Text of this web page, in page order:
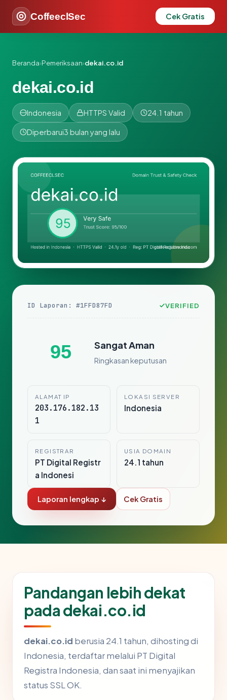
CoffeeclSec Cek Gratis
Beranda›Pemeriksaan›dekai.co.id
dekai.co.id
Indonesia HTTPS Valid 24.1 tahun
Diperbarui3 bulan yang lalu
ID Laporan: #1FFD87FD VERIFIED
95 Sangat Aman
Ringkasan keputusan
ALAMAT IP
203.176.182.13
1
LOKASI SERVER
Indonesia
REGISTRAR
PT Digital Registr
a Indonesi
USIA DOMAIN
24.1 tahun
Laporan lengkap ↓ Cek Gratis
Pandangan lebih dekat
pada dekai.co.id
dekai.co.id berusia 24.1 tahun, dihosting di
Indonesia, terdaftar melalui PT Digital
Registra Indonesia, dan saat ini menyajikan
status SSL OK.